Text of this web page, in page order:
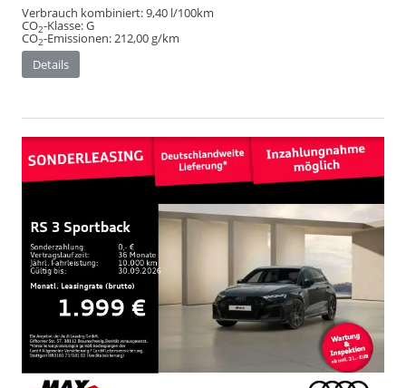
Verbrauch kombiniert:9,40 l/100km
CO2-Klasse:G
CO2-Emissionen:212,00 g/km
Details